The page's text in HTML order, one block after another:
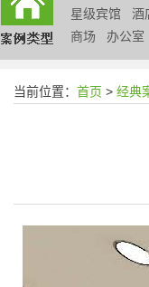
星级宾馆
酒
商场
办公室
当前位置： 首页 > 经典